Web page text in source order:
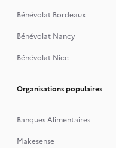
Bénévolat Bordeaux
Bénévolat Nancy
Bénévolat Nice
Organisations populaires
Banques Alimentaires
Makesense